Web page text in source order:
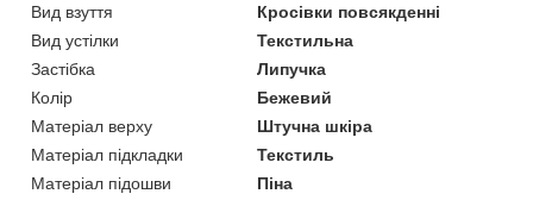
Вид взуття
Кросівки повсякденні
Вид устілки
Текстильна
Застібка
Липучка
Колір
Бежевий
Матеріал верху
Штучна шкіра
Матеріал підкладки
Текстиль
Матеріал підошви
Піна